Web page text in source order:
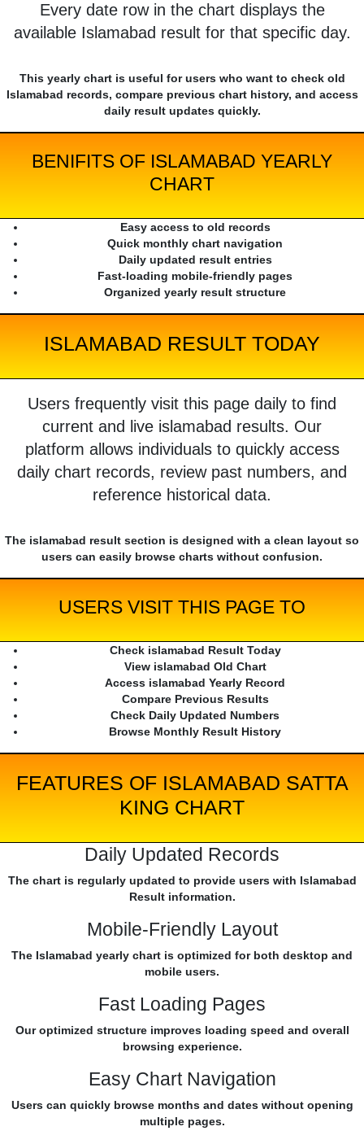
Every date row in the chart displays the
available Islamabad result for that specific day.
This yearly chart is useful for users who want to check old
Islamabad records, compare previous chart history, and access
daily result updates quickly.
BENIFITS OF ISLAMABAD YEARLY
CHART
Easy access to old records
Quick monthly chart navigation
Daily updated result entries
Fast-loading mobile-friendly pages
Organized yearly result structure
ISLAMABAD RESULT TODAY
Users frequently visit this page daily to find
current and live islamabad results. Our
platform allows individuals to quickly access
daily chart records, review past numbers, and
reference historical data.
The islamabad result section is designed with a clean layout so
users can easily browse charts without confusion.
USERS VISIT THIS PAGE TO
Check islamabad Result Today
View islamabad Old Chart
Access islamabad Yearly Record
Compare Previous Results
Check Daily Updated Numbers
Browse Monthly Result History
FEATURES OF ISLAMABAD SATTA
KING CHART
Daily Updated Records
The chart is regularly updated to provide users with Islamabad
Result information.
Mobile-Friendly Layout
The Islamabad yearly chart is optimized for both desktop and
mobile users.
Fast Loading Pages
Our optimized structure improves loading speed and overall
browsing experience.
Easy Chart Navigation
Users can quickly browse months and dates without opening
multiple pages.